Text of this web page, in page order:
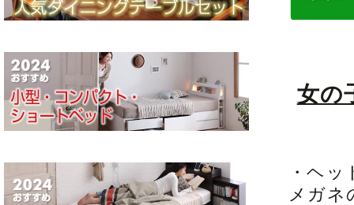
女の
・ヘ
メガネ